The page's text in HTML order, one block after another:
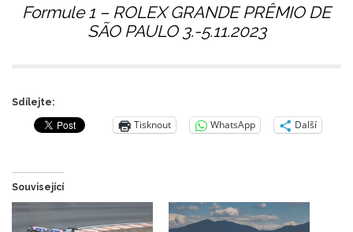
Formule 1 – ROLEX GRANDE PRÊMIO DE
SÃO PAULO 3.-5.11.2023
Sdílejte:
Tisknout WhatsApp Další
Související